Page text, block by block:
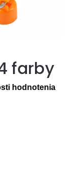
farby
hodnotenia